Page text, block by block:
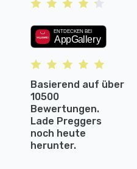
Basierend auf über
10500
Bewertungen.
Lade Preggers
noch heute
herunter.